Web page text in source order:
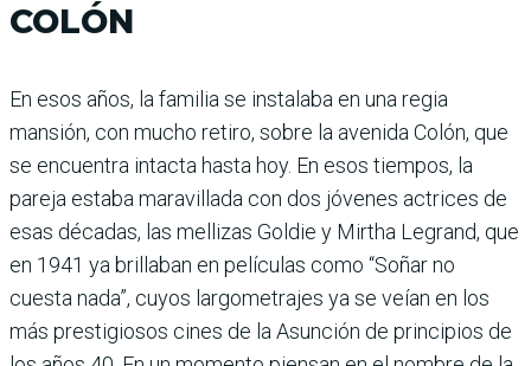
COLÓN
En esos años, la familia se instalaba en una regia
mansión, con mucho retiro, sobre la avenida Colón, que
se encuentra intacta hasta hoy. En esos tiempos, la
pareja estaba maravillada con dos jóvenes actrices de
esas décadas, las mellizas Goldie y Mirtha Legrand, que
en 1941 ya brillaban en películas como “Soñar no
cuesta nada”, cuyos largometrajes ya se veían en los
más prestigiosos cines de la Asunción de principios de